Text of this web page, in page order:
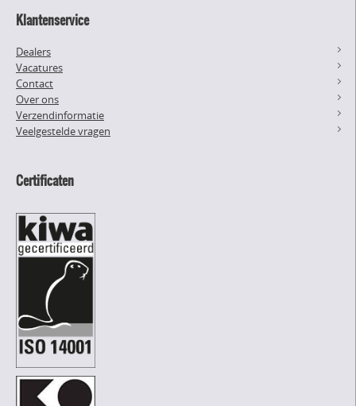
Klantenservice
Dealers
Vacatures
Contact
Over ons
Verzendinformatie
Veelgestelde vragen
Certificaten